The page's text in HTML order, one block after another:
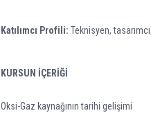
Katılımcı Profili: Teknisyen,
KURSUN İÇERİĞİ
Oksi-Gaz kaynağının tarihi gelişimi